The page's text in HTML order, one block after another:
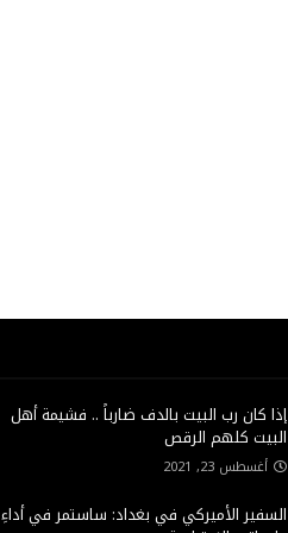
إذا كان رب البيت بالدف ضارباً .. فشيمة أهل
البيت كلهم الرقص
أغسطس 23, 2021
السفير الأميركي في بغداد: ساستمر في أداءِ